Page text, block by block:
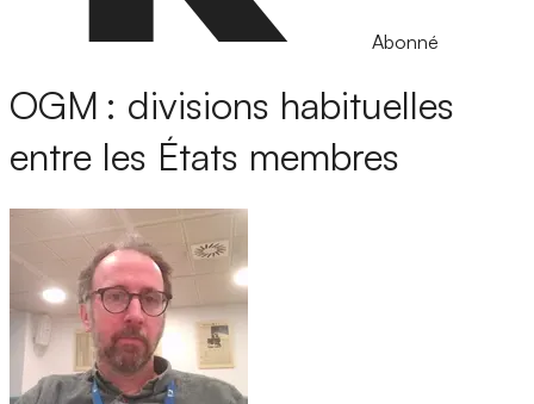
Abonné
OGM : divisions habituelles
entre les États membres